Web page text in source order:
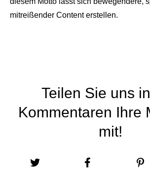
mitreißender Content erstellen.
Teilen Sie uns
Kommentaren Ihre
mit!